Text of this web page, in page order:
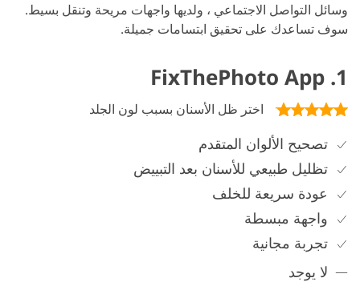
وسائل التواصل الاجتماعي ، ولديها واجهات مريحة وتنقل بسيط.
سوف تساعدك على تحقيق ابتسامات جميلة.
1. FixThePhoto App
اختر ظل الأسنان بسبب لون الجلد
تصحيح الألوان المتقدم
تظليل طبيعي للأسنان بعد التبييض
عودة سريعة للخلف
واجهة مبسطة
تجربة مجانية
لا يوجد